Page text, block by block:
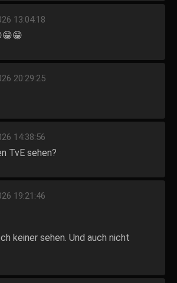
13:04:18
20:29:25
14:38:56
TvE sehen?
19:21:46
keiner sehen. Und auch nicht